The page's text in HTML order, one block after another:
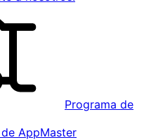
Programa de
AppMaster